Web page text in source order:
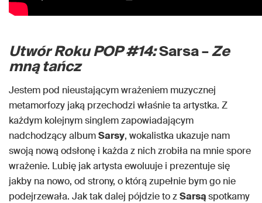
Utwór Roku POP #14:Sarsa –Ze
mną tańcz
Jestem pod nieustającym wrażeniem muzycznej
metamorfozy jaką przechodzi właśnie ta artystka. Z
każdym kolejnym singlem zapowiadającym
nadchodzący albumSarsy, wokalistka ukazuje nam
swoją nową odsłonę i każda z nich zrobiła na mnie spore
wrażenie. Lubię jak artysta ewoluuje i prezentuje się
jakby na nowo, od strony, o którą zupełnie bym go nie
podejrzewała. Jak tak dalej pójdzie to zSarsąspotkamy